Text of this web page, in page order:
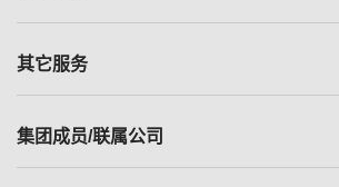
减价
美联豪宅
独家楼盘
租房
查询热线
按揭计算机
负担能力计算机
指数
历史成交
其它服务
小区专页
集团成员/联属公司